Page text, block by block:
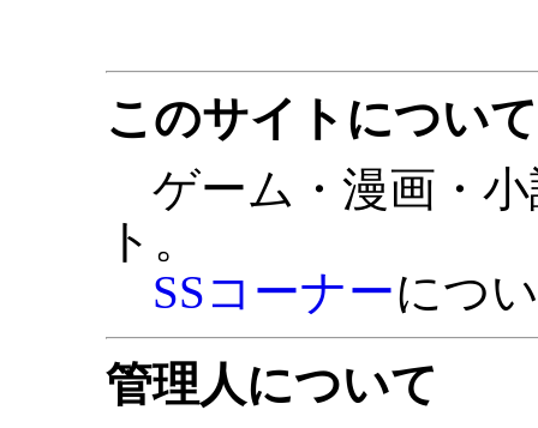
このサイトについて
ゲーム・漫画・
ト。
SSコーナーにつ
管理人について